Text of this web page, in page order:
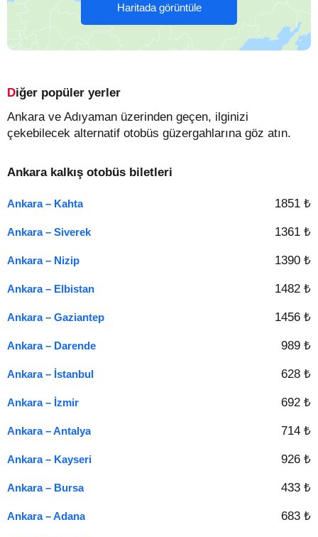
Haritada görüntüle
Diğer popüler yerler
Ankara ve Adıyaman üzerinden geçen, ilginizi
çekebilecek alternatif otobüs güzergahlarına göz atın.
Ankara kalkış otobüs biletleri
Ankara – Kahta 1851 ₺
Ankara – Siverek 1361 ₺
Ankara – Nizip 1390 ₺
Ankara – Elbistan 1482 ₺
Ankara – Gaziantep 1456 ₺
Ankara – Darende 989 ₺
Ankara – İstanbul 628 ₺
Ankara – İzmir 692 ₺
Ankara – Antalya 714 ₺
Ankara – Kayseri 926 ₺
Ankara – Bursa 433 ₺
Ankara – Adana 683 ₺